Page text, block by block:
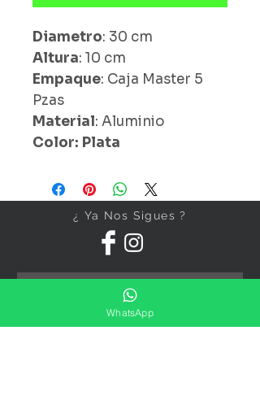
Diametro: 30 cm
Altura: 10 cm
Empaque: Caja Master 5
Pzas
Material: Aluminio
Color: Plata
¿ Ya Nos Sigues ?
Suscríbete ahora
WhatsApp